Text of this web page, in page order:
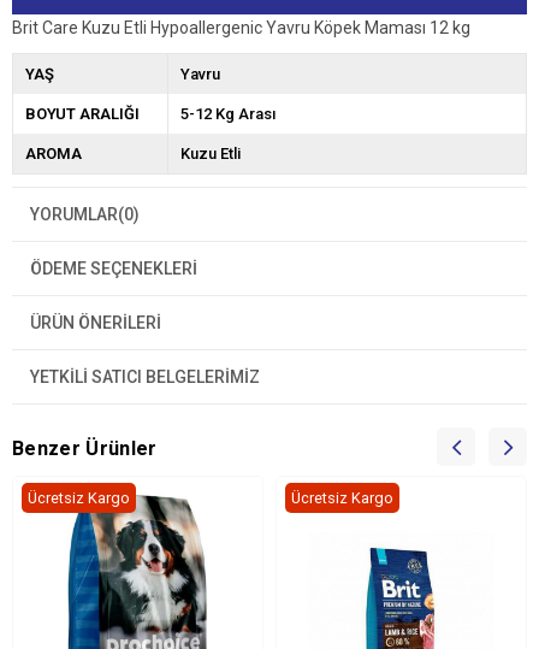
Brit Care Kuzu Etli Hypoallergenic Yavru Köpek Maması 12 kg
YAŞ Yavru
BOYUT ARALIĞI 5-12 Kg Arası
AROMA Kuzu Etli
YORUMLAR(0)
ÖDEME SEÇENEKLERI
ÜRÜN ÖNERILERI
YETKİLİ SATICI BELGELERİMİZ
Benzer Ürünler
Ücretsiz Kargo Ücretsiz Kargo